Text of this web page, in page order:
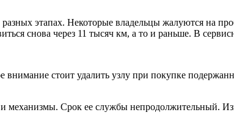
этапах. Некоторые владельцы жалуются на
снова через 11 тысяч км, а то и раньше. В
стоит удалить узлу при покупке
Срок ее службы непродолжительный.